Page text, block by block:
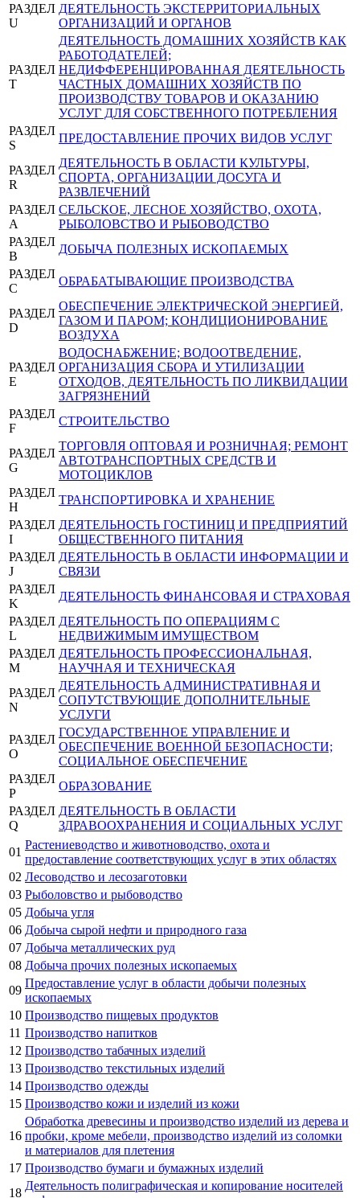
РАЗДЕЛ
U
ДЕЯТЕЛЬНОСТЬ ЭКСТЕРРИТОРИАЛЬНЫХ
ОРГАНИЗАЦИЙ И ОРГАНОВ
РАЗДЕЛ
T
ДЕЯТЕЛЬНОСТЬ ДОМАШНИХ ХОЗЯЙСТВ КАК
РАБОТОДАТЕЛЕЙ;
НЕДИФФЕРЕНЦИРОВАННАЯ ДЕЯТЕЛЬНОСТЬ
ЧАСТНЫХ ДОМАШНИХ ХОЗЯЙСТВ ПО
ПРОИЗВОДСТВУ ТОВАРОВ И ОКАЗАНИЮ
УСЛУГ ДЛЯ СОБСТВЕННОГО ПОТРЕБЛЕНИЯ
РАЗДЕЛ
S
ПРЕДОСТАВЛЕНИЕ ПРОЧИХ ВИДОВ УСЛУГ
РАЗДЕЛ
R
ДЕЯТЕЛЬНОСТЬ В ОБЛАСТИ КУЛЬТУРЫ,
СПОРТА, ОРГАНИЗАЦИИ ДОСУГА И
РАЗВЛЕЧЕНИЙ
РАЗДЕЛ
A
СЕЛЬСКОЕ, ЛЕСНОЕ ХОЗЯЙСТВО, ОХОТА,
РЫБОЛОВСТВО И РЫБОВОДСТВО
РАЗДЕЛ
B
ДОБЫЧА ПОЛЕЗНЫХ ИСКОПАЕМЫХ
РАЗДЕЛ
C
ОБРАБАТЫВАЮЩИЕ ПРОИЗВОДСТВА
РАЗДЕЛ
D
ОБЕСПЕЧЕНИЕ ЭЛЕКТРИЧЕСКОЙ ЭНЕРГИЕЙ,
ГАЗОМ И ПАРОМ; КОНДИЦИОНИРОВАНИЕ
ВОЗДУХА
РАЗДЕЛ
E
ВОДОСНАБЖЕНИЕ; ВОДООТВЕДЕНИЕ,
ОРГАНИЗАЦИЯ СБОРА И УТИЛИЗАЦИИ
ОТХОДОВ, ДЕЯТЕЛЬНОСТЬ ПО ЛИКВИДАЦИИ
ЗАГРЯЗНЕНИЙ
РАЗДЕЛ
F
СТРОИТЕЛЬСТВО
РАЗДЕЛ
G
ТОРГОВЛЯ ОПТОВАЯ И РОЗНИЧНАЯ; РЕМОНТ
АВТОТРАНСПОРТНЫХ СРЕДСТВ И
МОТОЦИКЛОВ
РАЗДЕЛ
H
ТРАНСПОРТИРОВКА И ХРАНЕНИЕ
РАЗДЕЛ
I
ДЕЯТЕЛЬНОСТЬ ГОСТИНИЦ И ПРЕДПРИЯТИЙ
ОБЩЕСТВЕННОГО ПИТАНИЯ
РАЗДЕЛ
J
ДЕЯТЕЛЬНОСТЬ В ОБЛАСТИ ИНФОРМАЦИИ И
СВЯЗИ
РАЗДЕЛ
K
ДЕЯТЕЛЬНОСТЬ ФИНАНСОВАЯ И СТРАХОВАЯ
РАЗДЕЛ
L
ДЕЯТЕЛЬНОСТЬ ПО ОПЕРАЦИЯМ С
НЕДВИЖИМЫМ ИМУЩЕСТВОМ
РАЗДЕЛ
M
ДЕЯТЕЛЬНОСТЬ ПРОФЕССИОНАЛЬНАЯ,
НАУЧНАЯ И ТЕХНИЧЕСКАЯ
РАЗДЕЛ
N
ДЕЯТЕЛЬНОСТЬ АДМИНИСТРАТИВНАЯ И
СОПУТСТВУЮЩИЕ ДОПОЛНИТЕЛЬНЫЕ
УСЛУГИ
РАЗДЕЛ
O
ГОСУДАРСТВЕННОЕ УПРАВЛЕНИЕ И
ОБЕСПЕЧЕНИЕ ВОЕННОЙ БЕЗОПАСНОСТИ;
СОЦИАЛЬНОЕ ОБЕСПЕЧЕНИЕ
РАЗДЕЛ
P
ОБРАЗОВАНИЕ
РАЗДЕЛ
Q
ДЕЯТЕЛЬНОСТЬ В ОБЛАСТИ
ЗДРАВООХРАНЕНИЯ И СОЦИАЛЬНЫХ УСЛУГ
01
Растениеводство и животноводство, охота и
предоставление соответствующих услуг в этих областях
02 Лесоводство и лесозаготовки
03 Рыболовство и рыбоводство
05 Добыча угля
06 Добыча сырой нефти и природного газа
07 Добыча металлических руд
08 Добыча прочих полезных ископаемых
09
Предоставление услуг в области добычи полезных
ископаемых
10 Производство пищевых продуктов
11 Производство напитков
12 Производство табачных изделий
13 Производство текстильных изделий
14 Производство одежды
15 Производство кожи и изделий из кожи
16
Обработка древесины и производство изделий из дерева и
пробки, кроме мебели, производство изделий из соломки
и материалов для плетения
17 Производство бумаги и бумажных изделий
18
Деятельность полиграфическая и копирование носителей